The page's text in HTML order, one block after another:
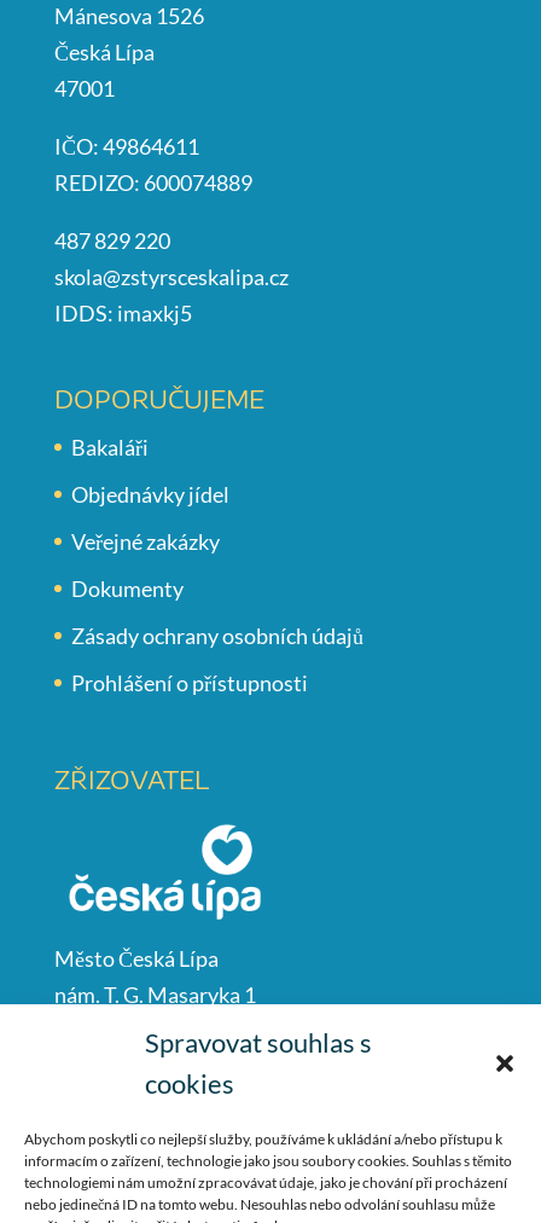
Spravovat souhlas s
cookies
Abychom poskytli co nejlepší služby, používáme k ukládání a/nebo přístupu k
informacím o zařízení, technologie jako jsou soubory cookies. Souhlas s těmito
technologiemi nám umožní zpracovávat údaje, jako je chování při procházení
nebo jedinečná ID na tomto webu. Nesouhlas nebo odvolání souhlasu může
Mánesova 1526
Česká Lípa
47001
IČO: 49864611
REDIZO: 600074889
487 829 220
skola@zstyrsceskalipa.cz
IDDS: imaxkj5
DOPORUČUJEME
Bakaláři
Objednávky jídel
Veřejné zakázky
Dokumenty
Zásady ochrany osobních údajů
Prohlášení o přístupnosti
ZŘIZOVATEL
Město Česká Lípa
nám. T. G. Masaryka 1
Česká Lípa
487 881 111